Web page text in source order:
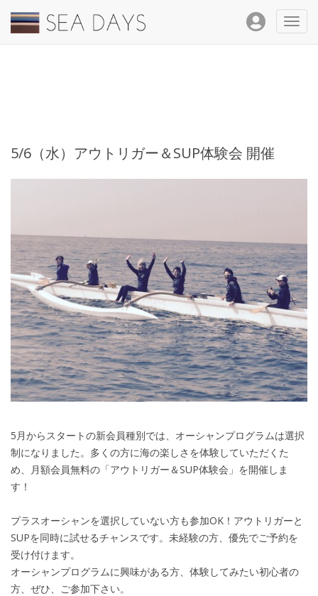
5/6（水）アウトリガー＆SUP体験会 開催
5月からスタートの新会員種別では、オーシャンプログラムは選択
制になりました。多くの方に海の楽しさを体験していただくた
め、月額会員無料の「アウトリガー＆SUP体験会」を開催しま
す！
プラスオーシャンを選択していない方も参加OK！アウトリガーと
SUPを同時に試せるチャンスです。未経験の方、優先でご予約を
受け付けます。
オーシャンプログラムに興味がある方、体験してみたい初心者の
方、ぜひ、ご参加下さい。